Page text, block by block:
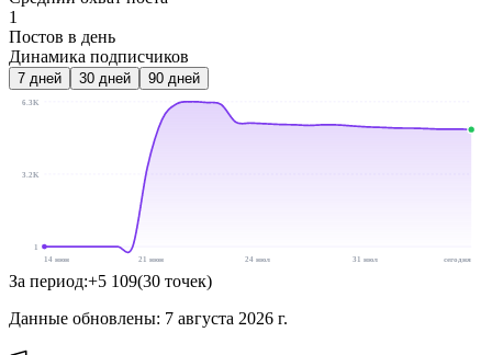
1
Постов в день
Динамика подписчиков
7 дней 30 дней 90 дней
6.3K
3.2K
1
14 июн
21 июн 24 июл 31 июл сегодня
За период:+5 109(30 точек)
Данные обновлены: 7 августа 2026 г.